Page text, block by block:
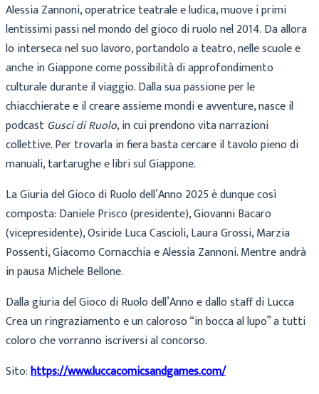
Alessia Zannoni, operatrice teatrale e ludica, muove i primi
lentissimi passi nel mondo del gioco di ruolo nel 2014. Da allora
lo interseca nel suo lavoro, portandolo a teatro, nelle scuole e
anche in Giappone come possibilità di approfondimento
culturale durante il viaggio. Dalla sua passione per le
chiacchierate e il creare assieme mondi e avventure, nasce il
podcastGusci di Ruolo, in cui prendono vita narrazioni
collettive. Per trovarla in fiera basta cercare il tavolo pieno di
manuali, tartarughe e libri sul Giappone.
La Giuria del Gioco di Ruolo dell’Anno 2025 è dunque così
composta: Daniele Prisco (presidente), Giovanni Bacaro
(vicepresidente), Osiride Luca Cascioli, Laura Grossi, Marzia
Possenti, Giacomo Cornacchia e Alessia Zannoni. Mentre andrà
in pausa Michele Bellone.
Dalla giuria del Gioco di Ruolo dell’Anno e dallo staff di Lucca
Crea un ringraziamento e un caloroso “in bocca al lupo” a tutti
coloro che vorranno iscriversi al concorso.
Sito:https://www.luccacomicsandgames.com/